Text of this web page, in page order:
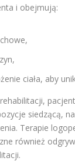
i obejmują:
ciała, aby
siedzącą,
Terapie
również